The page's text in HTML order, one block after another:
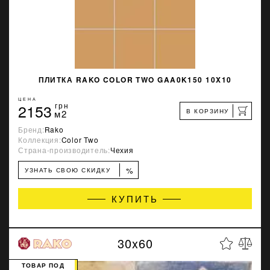
ПЛИТКА RAKO COLOR TWO GAA0K150 10X10
ЦЕНА
2153 грн
м2 В КОРЗИНУ
Бренд:Rako
Коллекция:Color Two
Страна-производитель:Чехия
УЗНАТЬ СВОЮ СКИДКУ %
КУПИТЬ
30x60
ТОВАР ПОД